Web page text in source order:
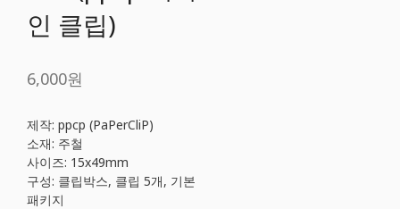
인 클립)
6,000원
제작: ppcp (PaPerCliP)
소재: 주철
사이즈: 15x49mm
구성: 클립박스, 클립 5개, 기본
패키지